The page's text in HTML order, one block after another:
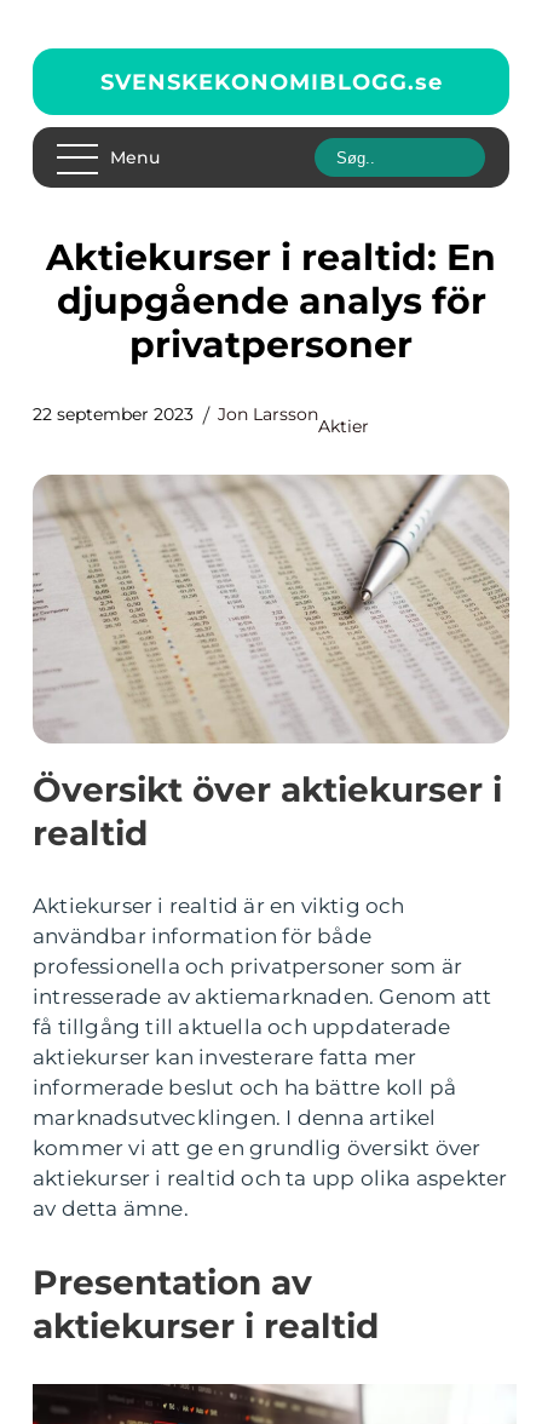
SVENSKEKONOMIBLOGG.se
Menu
Aktiekurser i realtid: En
djupgående analys för
privatpersoner
22 september 2023 Jon Larsson
Aktier
Översikt över aktiekurser i
realtid
Aktiekurser i realtid är en viktig och
användbar information för både
professionella och privatpersoner som är
intresserade av aktiemarknaden. Genom att
få tillgång till aktuella och uppdaterade
aktiekurser kan investerare fatta mer
informerade beslut och ha bättre koll på
marknadsutvecklingen. I denna artikel
kommer vi att ge en grundlig översikt över
aktiekurser i realtid och ta upp olika aspekter
av detta ämne.
Presentation av
aktiekurser i realtid